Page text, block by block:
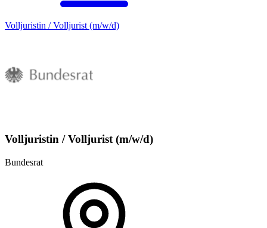
Volljuristin / Volljurist (m/w/d)
Volljuristin / Volljurist (m/w/d)
Bundesrat